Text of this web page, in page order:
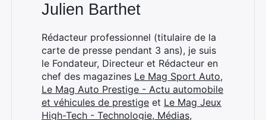
Julien Barthet
Rédacteur professionnel (titulaire de la
carte de presse pendant 3 ans), je suis
le Fondateur, Directeur et Rédacteur en
chef des magazines Le Mag Sport Auto,
Le Mag Auto Prestige - Actu automobile
et véhicules de prestige et Le Mag Jeux
High-Tech - Technologie, Médias,